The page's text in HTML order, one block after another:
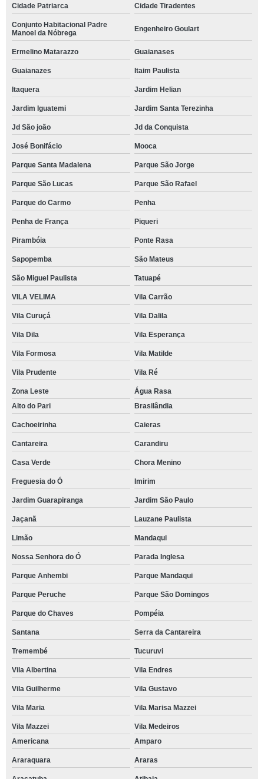
Cidade Patriarca Cidade Tiradentes
Conjunto Habitacional Padre
Manoel da Nóbrega
Engenheiro Goulart
Ermelino Matarazzo Guaianases
Guaianazes Itaim Paulista
Itaquera Jardim Helian
Jardim Iguatemi Jardim Santa Terezinha
Jd São joão Jd da Conquista
José Bonifácio Mooca
Parque Santa Madalena Parque São Jorge
Parque São Lucas Parque São Rafael
Parque do Carmo Penha
Penha de França Piqueri
Pirambóia Ponte Rasa
Sapopemba São Mateus
São Miguel Paulista Tatuapé
VILA VELIMA Vila Carrão
Vila Curuçá Vila Dalila
Vila Dila Vila Esperança
Vila Formosa Vila Matilde
Vila Prudente Vila Ré
Zona Leste
Água Rasa
Alto do Pari
Brasilândia
Cachoeirinha Caieras
Cantareira Carandiru
Casa Verde Chora Menino
Freguesia do Ó Imirim
Jardim Guarapiranga Jardim São Paulo
Jaçanã Lauzane Paulista
Limão Mandaqui
Nossa Senhora do Ó Parada Inglesa
Parque Anhembi Parque Mandaqui
Parque Peruche Parque São Domingos
Parque do Chaves Pompéia
Santana Serra da Cantareira
Tremembé Tucuruvi
Vila Albertina Vila Endres
Vila Guilherme Vila Gustavo
Vila Maria Vila Marisa Mazzei
Vila Mazzei
Vila Medeiros
Americana
Amparo
Araraquara Araras